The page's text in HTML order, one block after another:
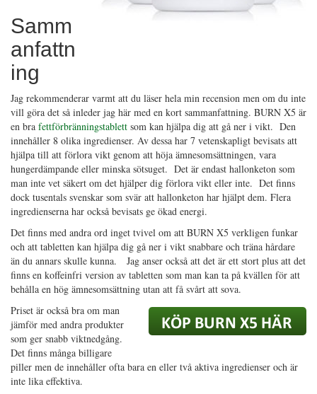
Samm
anfattn
ing
Jag rekommenderar varmt att du läser hela min recension men om du inte
vill göra det så inleder jag här med en kort sammanfattning. BURN X5 är
en bra fettförbränningstablett som kan hjälpa dig att gå ner i vikt. Den
innehåller 8 olika ingredienser. Av dessa har 7 vetenskapligt bevisats att
hjälpa till att förlora vikt genom att höja ämnesomsättningen, vara
hungerdämpande eller minska sötsuget. Det är endast hallonketon som
man inte vet säkert om det hjälper dig förlora vikt eller inte. Det finns
dock tusentals svenskar som svär att hallonketon har hjälpt dem. Flera
ingredienserna har också bevisats ge ökad energi.
Det finns med andra ord inget tvivel om att BURN X5 verkligen funkar
och att tabletten kan hjälpa dig gå ner i vikt snabbare och träna hårdare
än du annars skulle kunna. Jag anser också att det är ett stort plus att det
finns en koffeinfri version av tabletten som man kan ta på kvällen för att
behålla en hög ämnesomsättning utan att få svårt att sova.
Priset är också bra om man
jämför med andra produkter
som ger snabb viktnedgång.
Det finns många billigare
piller men de innehåller ofta bara en eller två aktiva ingredienser och är
inte lika effektiva.